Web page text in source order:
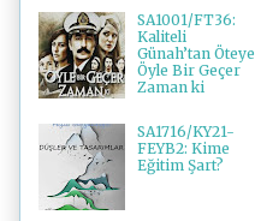
SA1001/FT36:
Kaliteli
Günah’tan Öteye
Öyle Bir Geçer
Zaman ki
SA1716/KY21-
FEYB2: Kime
Eğitim Şart?